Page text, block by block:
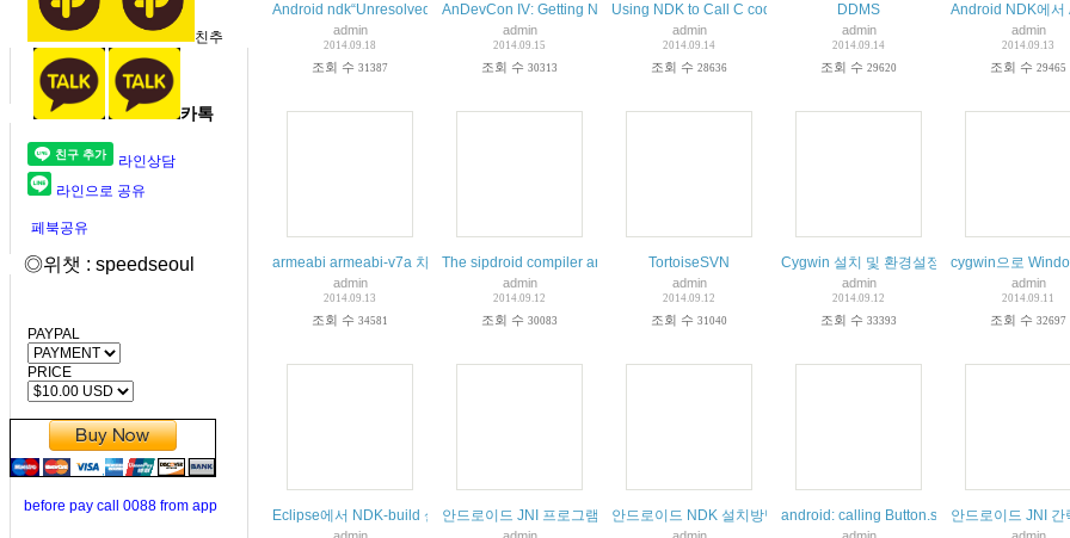
친추
카톡
라인상담
라인으로 공유
페북공유
◎위챗 : speedseoul
PAYPAL
PRICE
before pay call 0088 from app
Android ndk“Unresolved inclusion: <jni.h>” Adding Include paths and symbols
admin
2014.09.18
조회 수 31387
AnDevCon IV: Getting Native with NDK and setup
admin
2014.09.15
조회 수 30313
Using NDK to Call C code from Android Apps Posting Good Great Easy
admin
2014.09.14
조회 수 28636
DDMS
admin
2014.09.14
조회 수 29620
Android NDK에서
admin
2014.09.13
조회 수 29465
armeabi armeabi-v7a 차이
admin
2014.09.13
조회 수 34581
The sipdroid compiler and imported into the Eclipse environment
admin
2014.09.12
조회 수 30083
TortoiseSVN
admin
2014.09.12
조회 수 31040
Cygwin 설치 및 환경설정 NDK 설치
admin
2014.09.12
조회 수 33393
cygwin으로
admin
2014.09.11
조회 수 32697
Eclipse에서 NDK-build 설정 및 build 진행 예제 작성안드로이드 JNI 프로그램 작성을 위한 개발 환경 셋팅안드로이드 NDK 설치방법, Hellow JNI ,Eclipse에서 NDK-build 하기
android: calling Button.setText() causes
안드로이드 JNI 간